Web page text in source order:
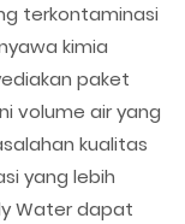
terkontaminasi
kimia
paket
volume air yang
kualitas
yang lebih
Water dapat